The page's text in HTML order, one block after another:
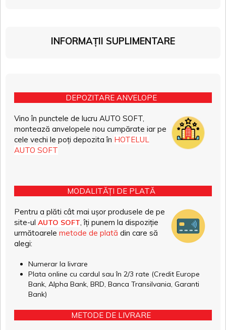
INFORMAȚII SUPLIMENTARE
DEPOZITARE ANVELOPE
Vino în punctele de lucru AUTO SOFT,
montează anvelopele nou cumpărate iar pe
cele vechi le poți depozita în HOTELUL
AUTO SOFT
MODALITĂȚI DE PLATĂ
Pentru a plăti cât mai ușor produsele de pe
site-ul AUTO SOFT , îți punem la dispoziție
următoarele metode de plată din care să
alegi:
Numerar la livrare
Plata online cu cardul sau în 2/3 rate (Credit Europe
Bank, Alpha Bank, BRD, Banca Transilvania, Garanti
Bank)
METODE DE LIVRARE